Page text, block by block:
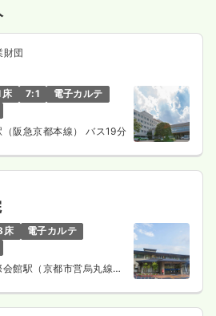
円
財団
7:1
電子カルテ
（阪急京都本線） バス19分
床
電子カルテ
館駅（京都市営烏丸線）